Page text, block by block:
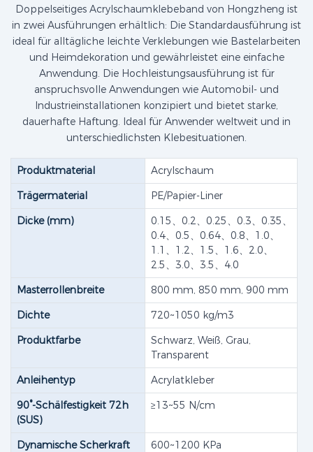
Doppelseitiges Acrylschaumklebeband von Hongzheng ist
in zwei Ausführungen erhältlich: Die Standardausführung ist
ideal für alltägliche leichte Verklebungen wie Bastelarbeiten
und Heimdekoration und gewährleistet eine einfache
Anwendung. Die Hochleistungsausführung ist für
anspruchsvolle Anwendungen wie Automobil- und
Industrieinstallationen konzipiert und bietet starke,
dauerhafte Haftung. Ideal für Anwender weltweit und in
unterschiedlichsten Klebesituationen.
Produktmaterial
Acrylschaum
Trägermaterial
PE/Papier-Liner
Dicke (mm)
0.15、0.2、0.25、0.3、0.35、
0.4、0.5、0.64、0.8、1.0、
1.1、1.2、1.5、1.6、2.0、
2.5、3.0、3.5、4.0
Masterrollenbreite
800 mm, 850 mm, 900 mm
Dichte
720~1050 kg/m3
Produktfarbe
Schwarz, Weiß, Grau,
Transparent
Anleihentyp
Acrylatkleber
90°-Schälfestigkeit 72h
(SUS)​
≥13~55 N/cm
Dynamische Scherkraft
600~1200 KPa